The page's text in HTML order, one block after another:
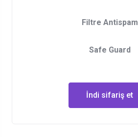
Filtre Antispam
Safe Guard
İndi sifariş et